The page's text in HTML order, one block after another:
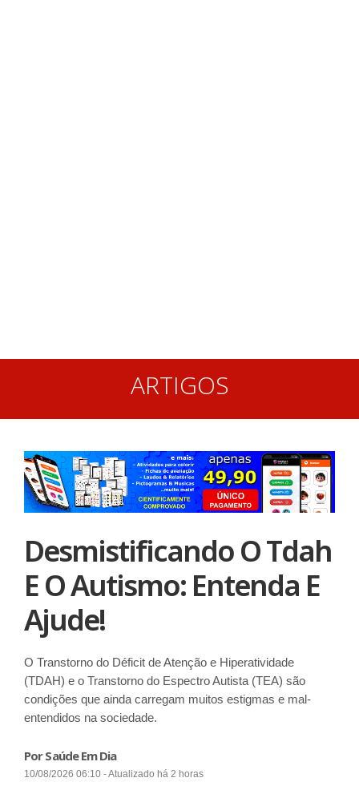
ARTIGOS
Desmistificando O Tdah
E O Autismo: Entenda E
Ajude!
O Transtorno do Déficit de Atenção e Hiperatividade
(TDAH) e o Transtorno do Espectro Autista (TEA) são
condições que ainda carregam muitos estigmas e mal-
entendidos na sociedade.
Por Saúde Em Dia
10/08/2026 06:10 - Atualizado há 2 horas